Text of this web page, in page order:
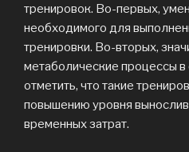
тренировок. Во-первых,
необходимого для
тренировки. Во-вторых,
метаболические процессы
отметить, что такие
повышению уровня
временных затрат.